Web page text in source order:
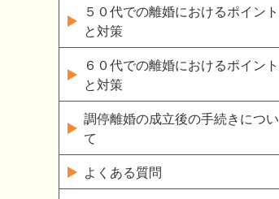
５０代での離婚におけるポイント
と対策
６０代での離婚におけるポイント
と対策
調停離婚の成立後の手続きについ
て
よくある質問